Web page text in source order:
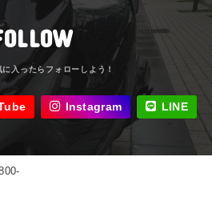
Instagram LINE